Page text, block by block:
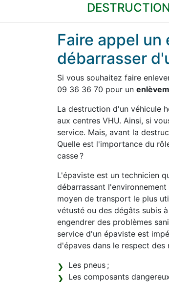
Faire appel un
débarrasser
Si vous souhaitez faire
09 36 36 70 pour un
La destruction d'un véhicule
aux centres VHU. Ainsi, si
service. Mais, avant la
Quelle est l'importance du
casse ?
L'épaviste est un technicien
débarrassant
moyen de transport le plus
vétusté ou des dégâts subis
engendrer des problèmes
service d'un épaviste est
d'épaves dans le respect des
Les pneus ;
Les composants